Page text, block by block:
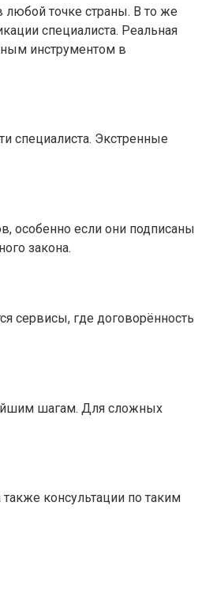
любой точке страны. В то же
специалиста. Реальная
инструментом в
специалиста. Экстренные
особенно если они подписаны
закона.
сервисы, где договорённость
шагам. Для сложных
консультации по таким